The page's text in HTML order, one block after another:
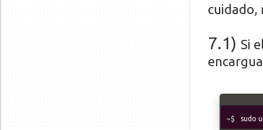
cuidado,
7.1) Si
sudo